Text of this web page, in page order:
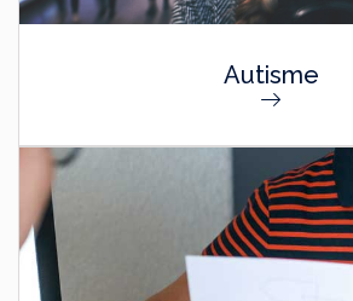
Autisme